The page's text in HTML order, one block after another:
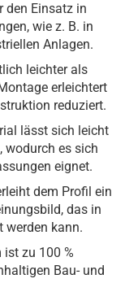
den Einsatz in
wie z. B. in
Anlagen.
leichter als
erleichtert
reduziert.
lässt sich leicht
wodurch es sich
eignet.
dem Profil ein
das in
werden kann.
zu 100 %
Bau- und